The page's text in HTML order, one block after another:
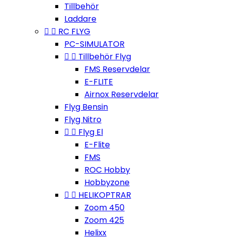
Tillbehör
Laddare
  RC FLYG
PC-SIMULATOR
  Tillbehör Flyg
FMS Reservdelar
E-FLITE
Airnox Reservdelar
Flyg Bensin
Flyg Nitro
  Flyg El
E-Flite
FMS
ROC Hobby
Hobbyzone
  HELIKOPTRAR
Zoom 450
Zoom 425
Helixx